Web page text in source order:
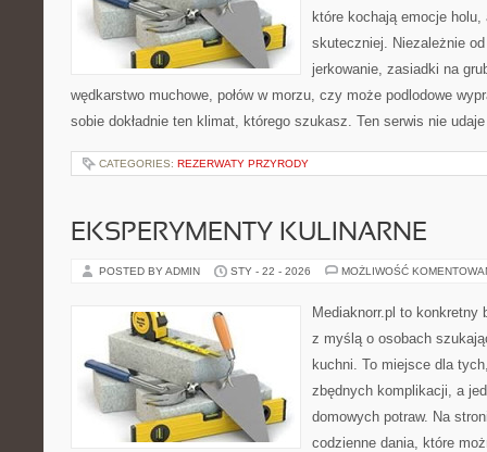
które kochają emocje
skuteczniej. Niezależnie
jerkowanie, zasiadki na
wędkarstwo muchowe, połów w morzu, czy może podlodowe
sobie dokładnie ten klimat, którego szukasz. Ten serwis nie
CATEGORIES: REZERWATY PRZYRODY
EKSPERYMENTY KULINARNE
POSTED BY ADMIN STY - 22 - 2026 MOŻLIWOŚĆ
Mediaknorr.pl to konkretny
z myślą o osobach
kuchni. To miejsce dla
zbędnych komplikacji, a
domowych potraw. Na
codzienne dania, które